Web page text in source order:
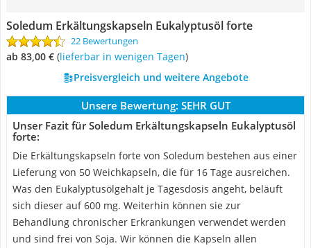
Soledum Erkältungskapseln Eukalyptusöl forte
22 Bewertungen
ab 83,00 € ( Lieferbar in wenigen Tagen)
Preisvergleich und weitere Angebote
Unsere Bewertung: SEHR GUT
Unser Fazit für Soledum Erkältungskapseln Eukalyptusöl
forte:
Die Erkältungskapseln forte von Soledum bestehen aus einer
Lieferung von 50 Weichkapseln, die für 16 Tage ausreichen.
Was den Eukalyptusölgehalt je Tagesdosis angeht, beläuft
sich dieser auf 600 mg. Weiterhin können sie zur
Behandlung chronischer Erkrankungen verwendet werden
und sind frei von Soja. Wir können die Kapseln allen